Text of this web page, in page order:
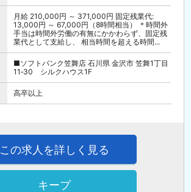
月給 210,000円 ～ 371,000円 固定残業代:
13,000円 ～ 67,000円（8時間相当） ＊時間外
手当は時間外労働の有無にかかわらず、固定残
業代として支給し、 相当時間を超える時間...
■ソフトバンク笠舞店 石川県 金沢市 笠舞1丁目
11‐30 シルクハウス1F
高卒以上
この求人を詳しく見る
キープ